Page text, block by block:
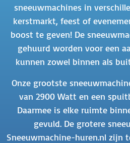
sneeuwmachines in
kerstmarkt, feest of
boost te geven! De
gehuurd worden voor een
kunnen zowel binnen als
Onze grootste
van 2900 Watt en een
Daarmee is elke ruimte
gevuld. De grotere
Sneeuwmachine-huren.nl zijn